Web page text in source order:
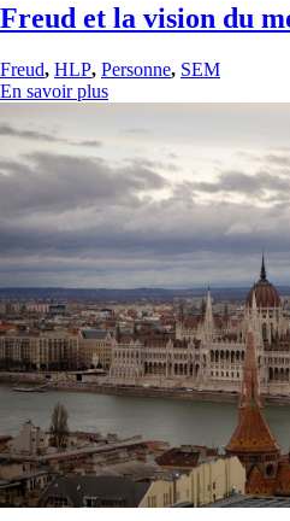
Freud et la vision du
Freud, HLP, Personne, SEM
En savoir plus